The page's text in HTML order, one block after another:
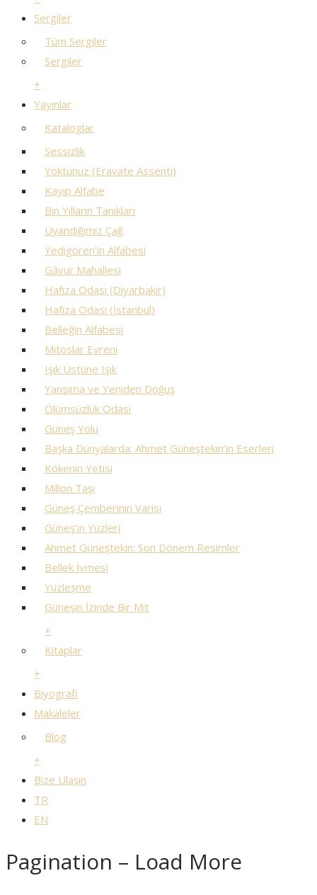
Sergiler
Tüm Sergiler
Sergiler
+
Yayınlar
Kataloglar
Sessizlik
Yoktunuz (Eravate Assenti)
Kayıp Alfabe
Bin Yılların Tanıkları
Uyandığımız Çağ
Yedigören’in Alfabesi
Gâvur Mahallesi
Hafıza Odası (Diyarbakır)
Hafıza Odası (İstanbul)
Belleğin Alfabesi
Mitoslar Evreni
Işık Üstüne Işık
Yansıma ve Yeniden Doğuş
Ölümsüzlük Odası
Güneş Yolu
Başka Dünyalarda: Ahmet Güneştekin’in Eserleri
Kökenin Yetisi
Milion Taşı
Güneş Çemberinin Varisi
Güneş’in Yüzleri
Ahmet Güneştekin: Son Dönem Resimler
Bellek İvmesi
Yüzleşme
Güneşin İzinde Bir Mit
+
Kitaplar
+
Biyografi
Makaleler
Blog
+
Bize Ulaşın
TR
EN
Pagination – Load More